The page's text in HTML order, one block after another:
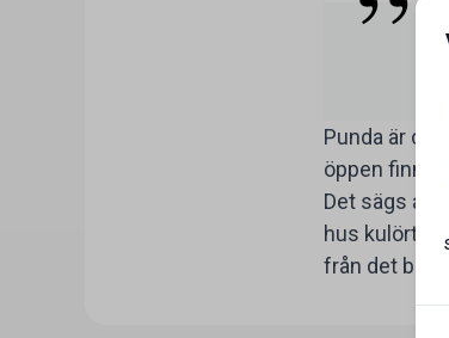
Punda är
öppen finns
Det sägs att
hus kulörta
från det blåa